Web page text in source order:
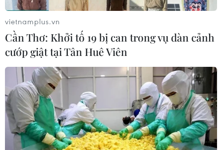
vietnamplus.vn
Cần Thơ: Khởi tố 19 bị can trong vụ dàn cảnh
cướp giật tại Tân Huê Viên